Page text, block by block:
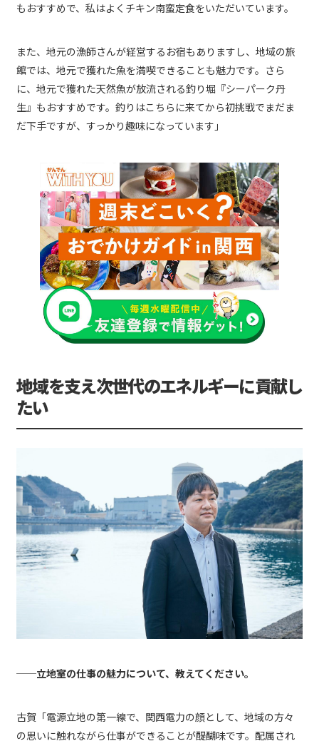
もおすすめで、私はよくチキン南蛮定食をいただいています。
また、地元の漁師さんが経営するお宿もありますし、地域の旅
館では、地元で獲れた魚を満喫できることも魅力です。さら
に、地元で獲れた天然魚が放流される釣り堀『シーパーク丹
生』もおすすめです。釣りはこちらに来てから初挑戦でまだま
だ下手ですが、すっかり趣味になっています」
地域を支え次世代のエネルギーに貢献し
たい
──立地室の仕事の魅力について、教えてください。
古賀「電源立地の第一線で、関西電力の顔として、地域の方々
の思いに触れながら仕事ができることが醍醐味です。配属され